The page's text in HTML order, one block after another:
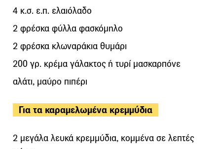
4 κ.σ. ε.π. ελαιόλαδο
2 φρέσκα φύλλα φασκόμηλο
2 φρέσκα κλωναράκια θυμάρι
200 γρ. κρέμα γάλακτος ή τυρί μασκαρπόνε
αλάτι, μαύρο πιπέρι
Για τα καραμελωμένα κρεμμύδια
2 μεγάλα λευκά κρεμμύδια, κομμένα σε λεπτές